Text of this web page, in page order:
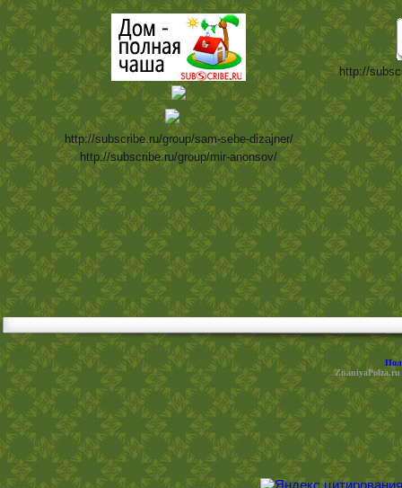
http://subscribe.ru/group/sam-sebe-dizajner/
http://subscribe.ru/group/mir-anonsov/
http://